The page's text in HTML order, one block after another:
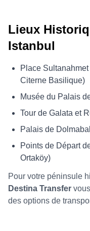
Lieux
Istanbul
Place
Citerne Basilique)
Musée du Palais
Tour de Galata et
Palais de
Points de Départ
Ortaköy)
Pour votre péninsule
Destina Transfer
des options de